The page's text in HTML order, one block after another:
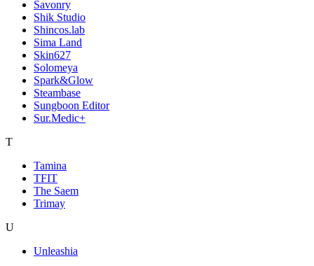
Savonry
Shik Studio
Shincos.lab
Sima Land
Skin627
Solomeya
Spark&Glow
Steambase
Sungboon Editor
Sur.Medic+
T
Tamina
TFIT
The Saem
Trimay
U
Unleashia